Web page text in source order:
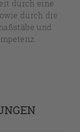
durch eine
durch die
und